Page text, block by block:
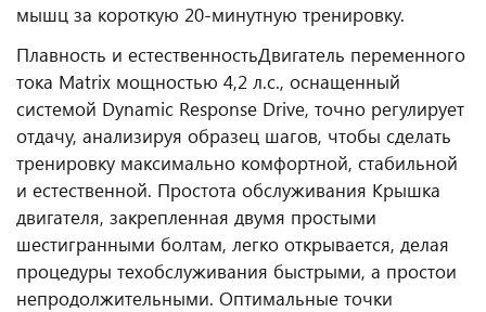
мышц за короткую 20-минутную тренировку.
Плавность и естественностьДвигатель переменного
тока Matrix мощностью 4,2 л.с., оснащенный
системой Dynamic Response Drive, точно регулирует
отдачу, анализируя образец шагов, чтобы сделать
тренировку максимально комфортной, стабильной
и естественной. Простота обслуживания Крышка
двигателя, закрепленная двумя простыми
шестигранными болтам, легко открывается, делая
процедуры техобслуживания быстрыми, а простои
непродолжительными. Оптимальные точки